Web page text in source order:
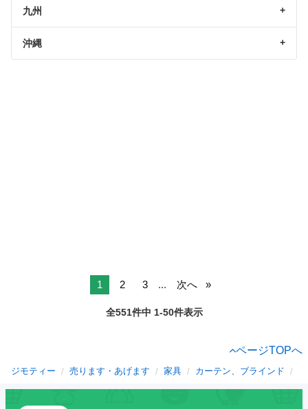
九州
沖縄
1 2 3 ... 次へ
全551件中 1-50件表示
ページTOPへ
ジモティー 売ります・あげます 家具 カーテン、ブラインド